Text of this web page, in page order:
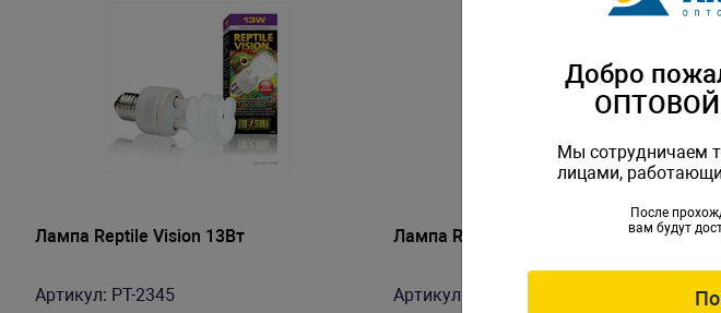
Лампа Reptile Vision 13Вт
Артикул: PT-2345
Лампа Reptile Vision 25Вт
Артикул: PT-2346
Добро
Мы сотрудничаем
лицами,
После
вам будут